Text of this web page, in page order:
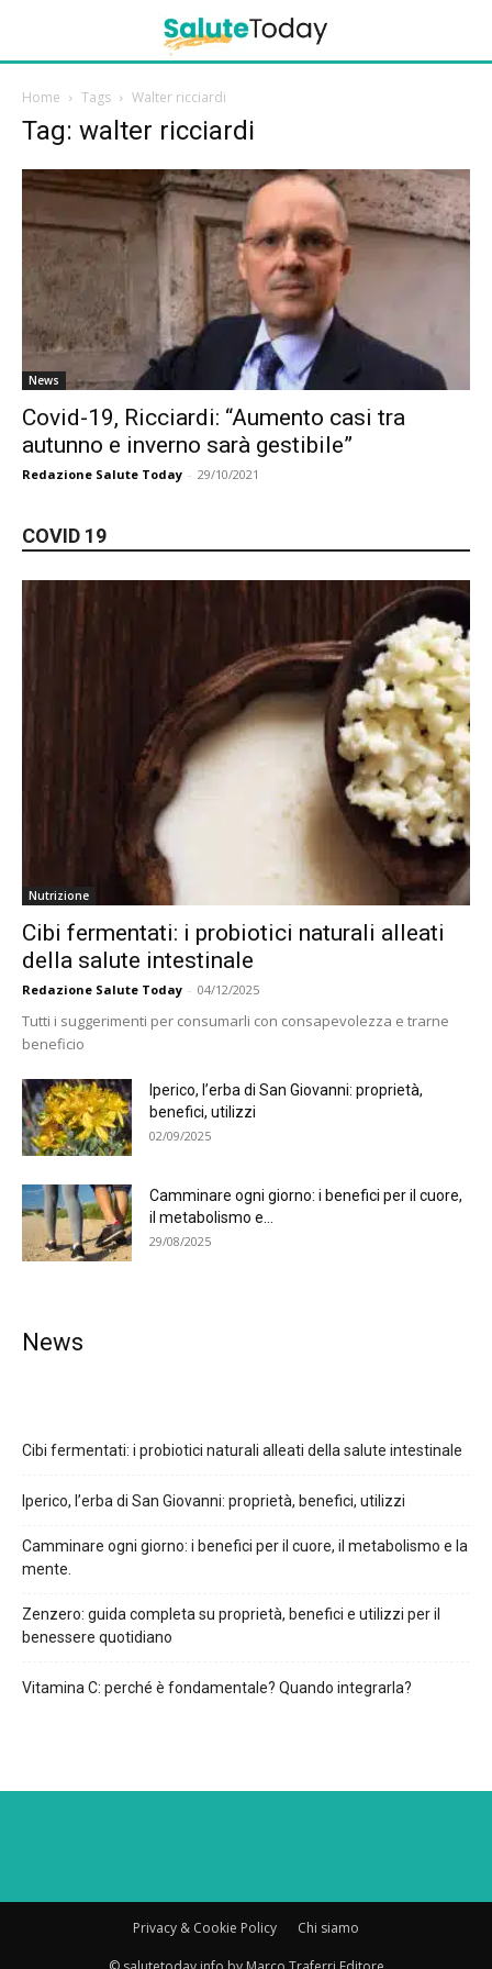
Home Tags Walter ricciardi
Tag: walter ricciardi
News
Covid-19, Ricciardi: “Aumento casi tra
autunno e inverno sarà gestibile”
Redazione Salute Today - 29/10/2021
COVID 19
Nutrizione
Cibi fermentati: i probiotici naturali alleati
della salute intestinale
Redazione Salute Today - 04/12/2025
Tutti i suggerimenti per consumarli con consapevolezza e trarne
beneficio
Iperico, l’erba di San Giovanni: proprietà,
benefici, utilizzi
02/09/2025
Camminare ogni giorno: i benefici per il cuore,
il metabolismo e...
29/08/2025
News
Cibi fermentati: i probiotici naturali alleati della salute intestinale
Iperico, l’erba di San Giovanni: proprietà, benefici, utilizzi
Camminare ogni giorno: i benefici per il cuore, il metabolismo e la
mente.
Zenzero: guida completa su proprietà, benefici e utilizzi per il
benessere quotidiano
Vitamina C: perché è fondamentale? Quando integrarla?
Privacy & Cookie Policy Chi siamo